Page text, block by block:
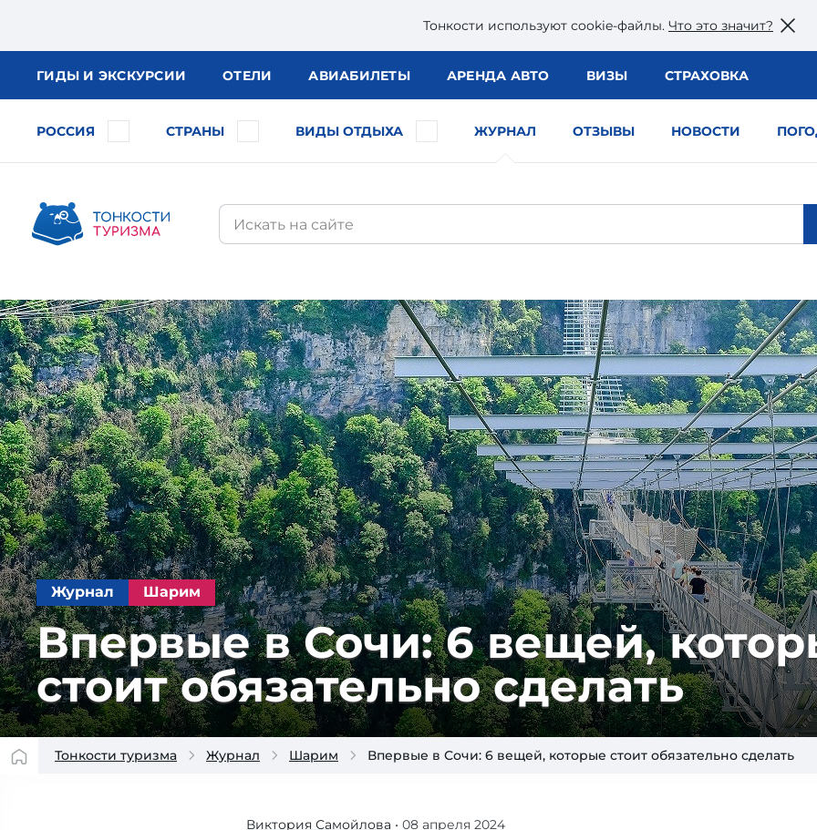
Тонкости используют сookie-файлы. Что это значит?
ГИДЫ И ЭКСКУРСИИ ОТЕЛИ АВИАБИЛЕТЫ АРЕНДА АВТО ВИЗЫ СТРАХОВКА
РОССИЯ СТРАНЫ ВИДЫ ОТДЫХА ЖУРНАЛ ОТЗЫВЫ НОВОСТИ
Журнал Шарим
Впервые в Сочи: 6 ве­щей,
сто­ит обя­за­тель­но сделать
Тонкости туризма Журнал Шарим Впервые в Сочи: 6 вещей, которые стоит обязательно сделать
Виктория Самойлова • 08 апреля 2024